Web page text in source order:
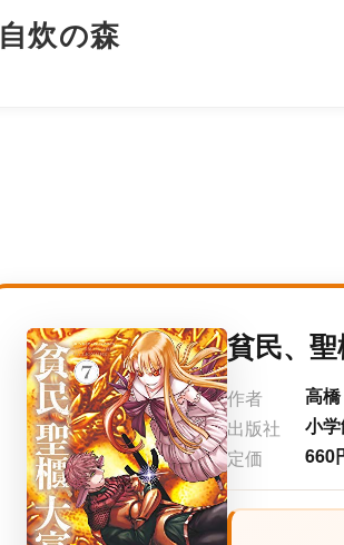
自炊の森
貧民、
作者
高
出版社
小
定価
660